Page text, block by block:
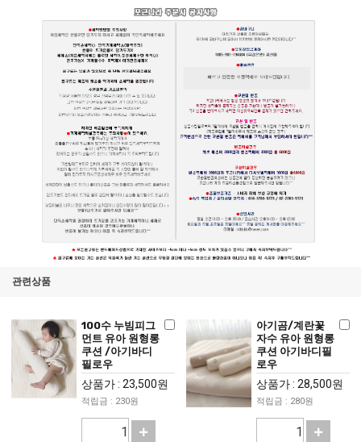
관련상품
100수 누빔피그
먼트 유아 원형롱
쿠션 /아기바디
필로우
상품가 : 23,500원
적립금 : 230원
아기곰/계란꽃
자수 유아 원형롱
쿠션 아기바디필
로우
상품가 : 28,500원
적립금 : 280원